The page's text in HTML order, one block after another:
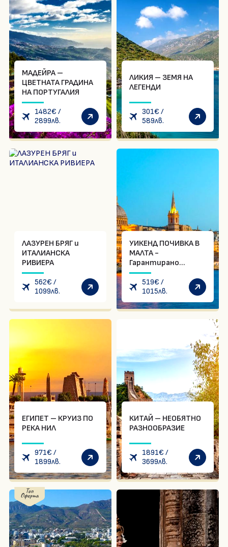
МАДЕЙРА –
ЦВЕТНАТА ГРАДИНА
НА ПОРТУГАЛИЯ
1482€ /
2899лв.
ЛИКИЯ – ЗЕМЯ НА
ЛЕГЕНДИ
301€ /
589лв.
ЛАЗУРЕН БРЯГ и
ИТАЛИАНСКА
РИВИЕРА
562€ /
1099лв.
УИКЕНД ПОЧИВКА В
МАЛТА -
Гарантирано
заминаване всяка
седмица -
ИНДИВИДУАЛНА
ПРОГРАМА
519€ /
1015лв.
ЕГИПЕТ – КРУИЗ ПО
РЕКА НИЛ
971€ /
1899лв.
КИТАЙ – НЕОБЯТНО
РАЗНООБРАЗИЕ
1891€ /
3699лв.
Топ
Оферта